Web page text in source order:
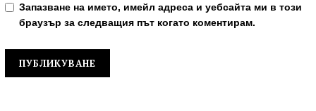
Запазване на името, имейл адреса и уебсайта ми в този
браузър за следващия път когато коментирам.